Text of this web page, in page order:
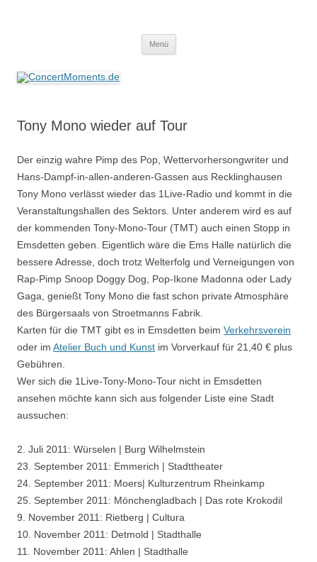
Menü
Tony Mono wieder auf Tour
Der einzig wahre Pimp des Pop, Wettervorhersongwriter und
Hans-Dampf-in-allen-anderen-Gassen aus Recklinghausen
Tony Mono verlässt wieder das 1Live-Radio und kommt in die
Veranstaltungshallen des Sektors. Unter anderem wird es auf
der kommenden Tony-Mono-Tour (TMT) auch einen Stopp in
Emsdetten geben. Eigentlich wäre die Ems Halle natürlich die
bessere Adresse, doch trotz Welterfolg und Verneigungen von
Rap-Pimp Snoop Doggy Dog, Pop-Ikone Madonna oder Lady
Gaga, genießt Tony Mono die fast schon private Atmosphäre
des Bürgersaals von Stroetmanns Fabrik.
Karten für die TMT gibt es in Emsdetten beim Verkehrsverein
oder im Atelier Buch und Kunst im Vorverkauf für 21,40 € plus
Gebühren.
Wer sich die 1Live-Tony-Mono-Tour nicht in Emsdetten
ansehen möchte kann sich aus folgender Liste eine Stadt
aussuchen:
2. Juli 2011: Würselen | Burg Wilhelmstein
23. September 2011: Emmerich | Stadttheater
24. September 2011: Moers| Kulturzentrum Rheinkamp
25. September 2011: Mönchengladbach | Das rote Krokodil
9. November 2011: Rietberg | Cultura
10. November 2011: Detmold | Stadthalle
11. November 2011: Ahlen | Stadthalle